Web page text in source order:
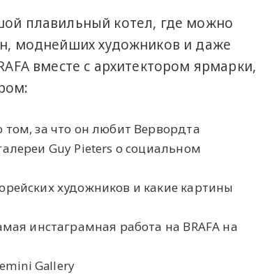
плавильный котел, где можно
моднейших художников и даже
вместе с архитектором ярмарки,
том, за что он любит Вервордта
Guy Pieters о социальном
художников и какие картины
инстаграмная работа на BRAFA на
Gallery